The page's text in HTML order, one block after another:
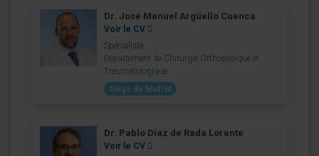
Dr. José Manuel Argüello Cuenca
Voir le CV
Spécialiste
Département de Chirurgie Orthopédique et
Traumatologique
Siège de Madrid
Dr. Pablo Díaz de Rada Lorente
Voir le CV